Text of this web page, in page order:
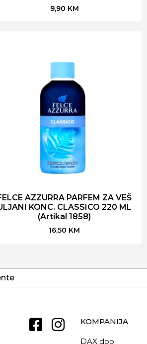
9,90 KM
AZZURRA PARFEM ZA VEŠ
KONC. CLASSICO 220 ML
(Artikal 1858)
16,50 KM
KOMPANIJA
DAX doo